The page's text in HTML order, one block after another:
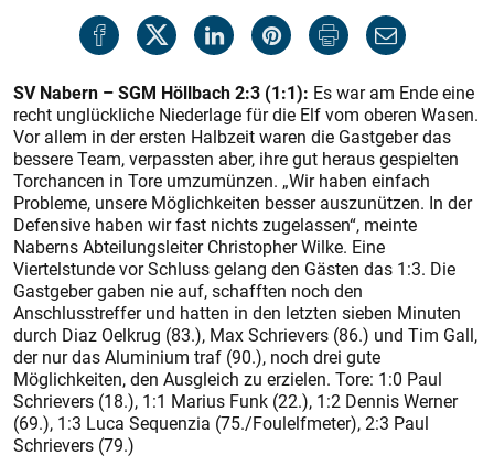
SV Nabern – SGM Höllbach 2:3 (1:1): Es war am Ende eine
recht unglückliche Niederlage für die Elf vom oberen Wasen.
Vor allem in der ersten Halbzeit waren die Gastgeber das
bessere Team, verpassten aber, ihre gut heraus gespielten
Torchancen in Tore umzumünzen. „Wir haben einfach
Probleme, unsere Möglichkeiten besser auszunützen. In der
Defensive haben wir fast nichts zugelassen“, meinte
Naberns Abteilungsleiter Christopher Wilke. Eine
Viertelstunde vor Schluss gelang den Gästen das 1:3. Die
Gastgeber gaben nie auf, schafften noch den
Anschlusstreffer und hatten in den letzten sieben Minuten
durch Diaz Oelkrug (83.), Max Schrievers (86.) und Tim Gall,
der nur das Aluminium traf (90.), noch drei gute
Möglichkeiten, den Ausgleich zu erzielen. Tore: 1:0 Paul
Schrievers (18.), 1:1 Marius Funk (22.), 1:2 Dennis Werner
(69.), 1:3 Luca Sequenzia (75./Foulelfmeter), 2:3 Paul
Schrievers (79.)